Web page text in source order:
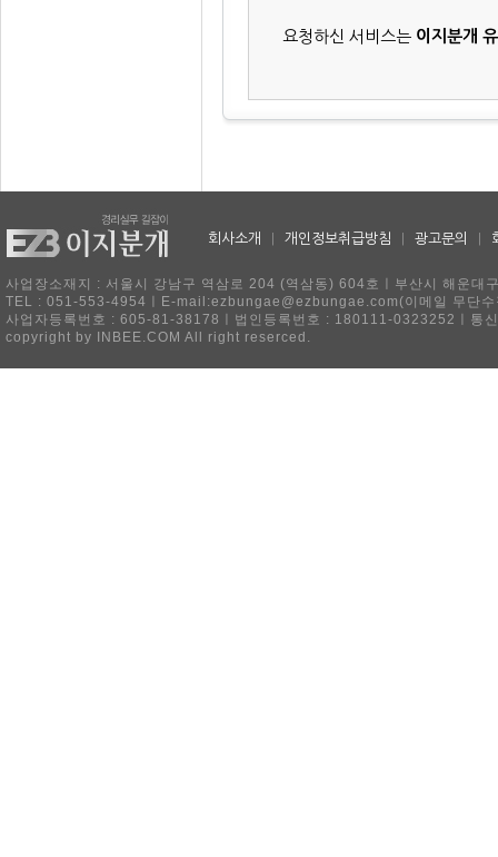
요청하신 서비스는 이지분개
회사소개 개인정보취급방침 광고문의
사업장소재지 : 서울시 강남구 역삼로 204 (역삼동) 604호ㅣ부산시 해운
TEL : 051-553-4954ㅣE-mail:ezbungae@ezbungae.com(이메일 무단수
사업자등록번호 : 605-81-38178ㅣ법인등록번호 : 180111-0323252ㅣ통
copyright by INBEE.COM All right reserced.